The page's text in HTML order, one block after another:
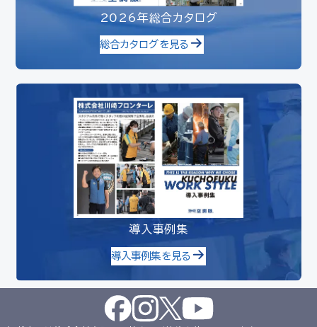
2026年総合カタログ
総合カタログを見る
導入事例集
導入事例集を見る